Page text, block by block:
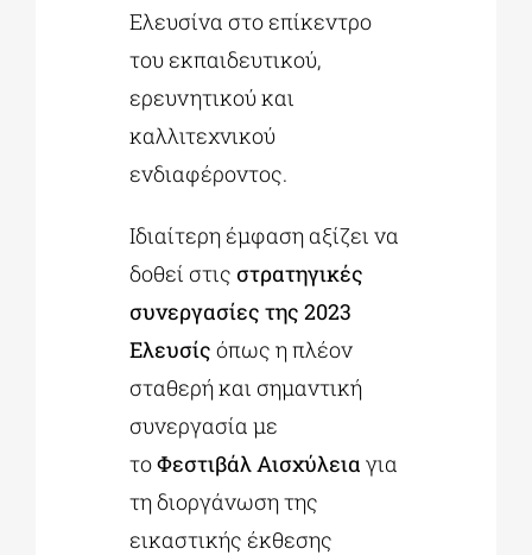
Ελευσίνα στο επίκεντρο
του εκπαιδευτικού,
ερευνητικού και
καλλιτεχνικού
ενδιαφέροντος.
Ιδιαίτερη έμφαση αξίζει να
δοθεί στις στρατηγικές
συνεργασίες της 2023
Ελευσίςόπως η πλέον
σταθερή και σημαντική
συνεργασία με
τοΦεστιβάλ Αισχύλεια για
τη διοργάνωση της
εικαστικής έκθεσης